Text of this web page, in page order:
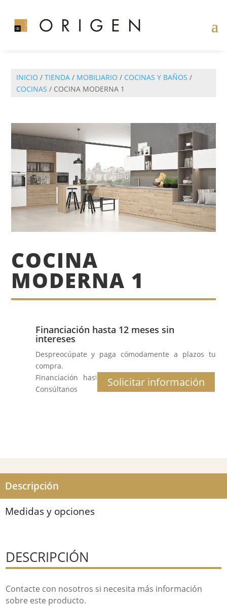
INICIO /TIENDA / MOBILIARIO / COCINAS Y BAÑOS /
COCINAS / COCINA MODERNA 1
COCINA
MODERNA 1
Financiación hasta 12 meses sin
intereses
Despreocúpate y paga cómodamente a plazos tu
compra.
Financiación hasta 12 meses al 0% de interés.
Consúltanos
Solicitar información
Descripción
Medidas y opciones
DESCRIPCIÓN
Contacte con nosotros si necesita más información
sobre este producto.